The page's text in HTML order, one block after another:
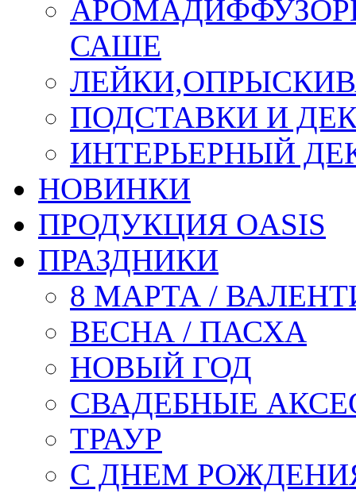
САШЕ
ПОДСТАВКИ И
ИНТЕРЬЕРНЫЙ
НОВИНКИ
ПРОДУКЦИЯ OASIS
ПРАЗДНИКИ
8 МАРТА /
ВЕСНА / ПАСХА
НОВЫЙ ГОД
СВАДЕБНЫЕ
ТРАУР
С ДНЕМ